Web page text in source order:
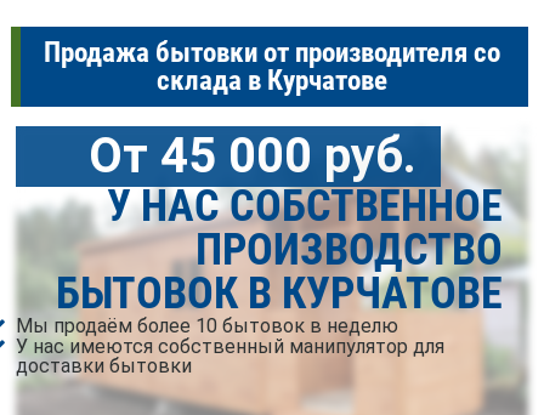
Продажа бытовки от производителя со
склада в Курчатове
От 45 000 руб.
У НАС СОБСТВЕННОЕ
ПРОИЗВОДСТВО
БЫТОВОК В КУРЧАТОВЕ
Мы продаём более 10 бытовок в неделю
У нас имеются собственный манипулятор для
доставки бытовки